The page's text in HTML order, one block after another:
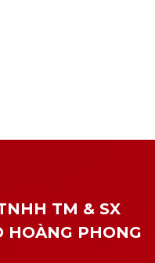
TM & SX
HOÀNG PHONG